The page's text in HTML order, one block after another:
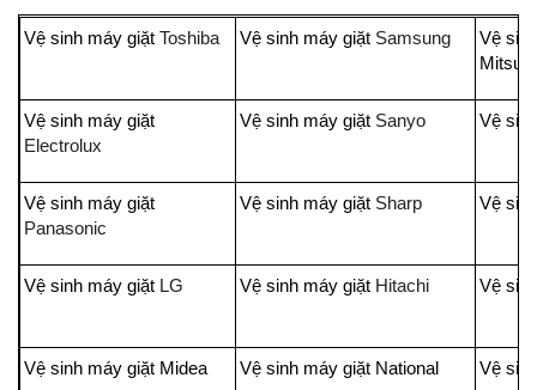
Vệ sinh máy giặtToshiba Vệ sinh máy giặt Samsung
Vệ
Vệ sinh máy giặt
Electrolux
Vệ sinh máy giặt Sanyo Vệ
Vệ sinh máy giặt
Panasonic
Vệ sinh máy giặt Sharp Vệ
Vệ sinh máy giặt LG Vệ sinh máy giặt Hitachi Vệ
Vệ sinh máy giặt Midea Vệ sinh máy giặt National Vệ